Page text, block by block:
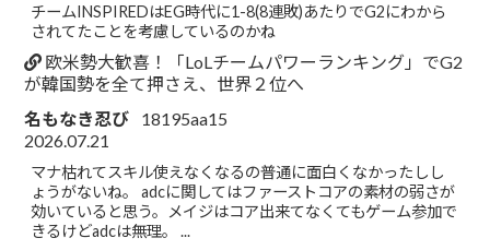
チームINSPIREDはEG時代に1-8(8連敗)あたりでG2にわから
されてたことを考慮しているのかね
欧米勢大歓喜！「LoLチームパワーランキング」でG2
が韓国勢を全て押さえ、世界２位へ
名もなき忍び
18195aa15
2026.07.21
マナ枯れてスキル使えなくなるの普通に面白くなかったしし
ょうがないね。 adcに関してはファーストコアの素材の弱さが
効いていると思う。メイジはコア出来てなくてもゲーム参加で
きるけどadcは無理。 ...